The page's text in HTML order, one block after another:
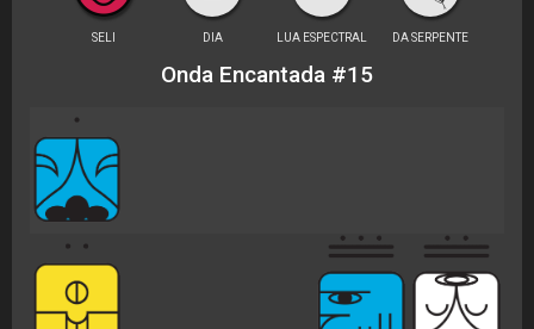
SELI DIA LUA ESPECTRAL DA SERPENTE
Onda Encantada #15